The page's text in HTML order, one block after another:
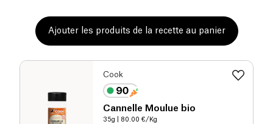
Ajouter les produits de la recette au panier
Cook
Cannelle Moulue bio
35g | 80.00 €/Kg